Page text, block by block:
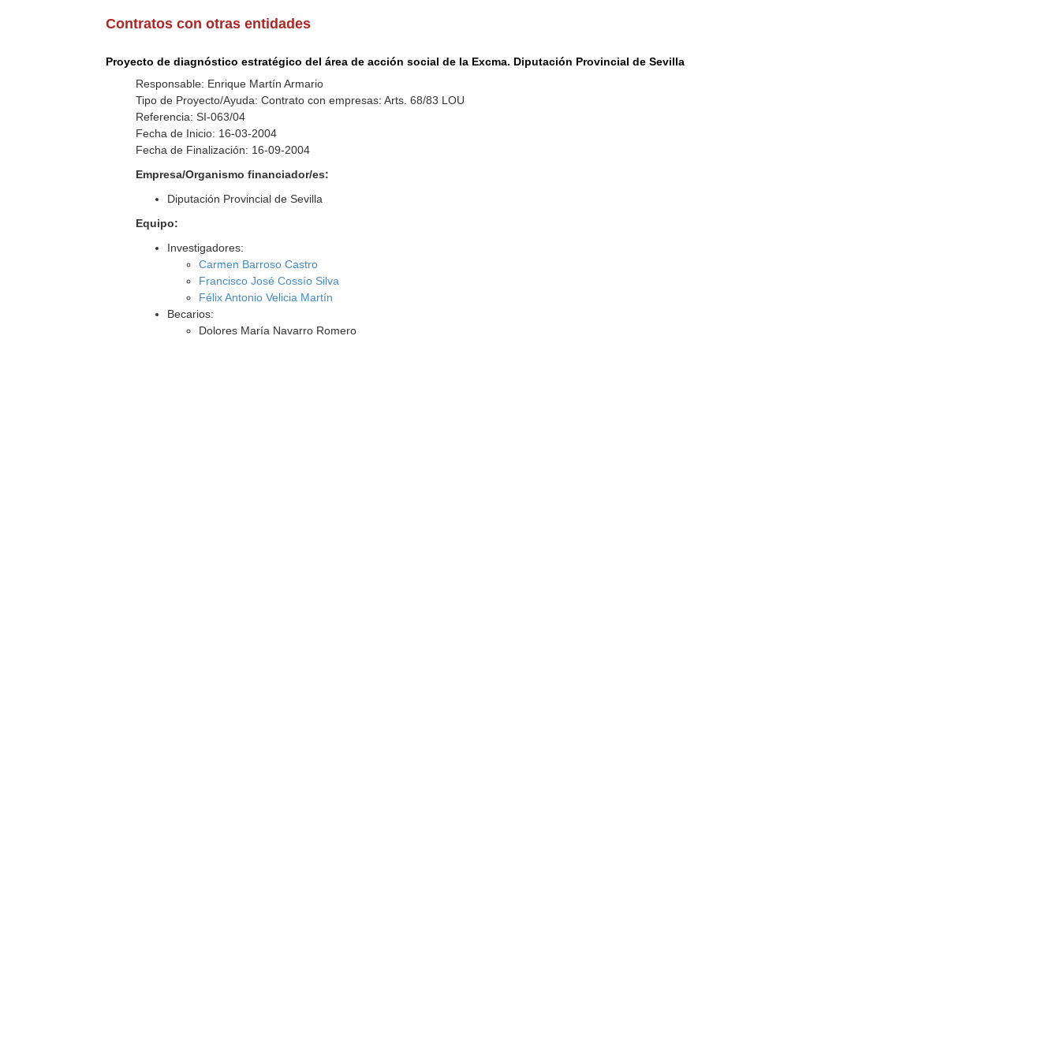
Contratos con otras entidades
Proyecto de diagnóstico estratégico del área de acción social de la Excma. Diputación Provincial de Sevilla
Responsable: Enrique Martín Armario
Tipo de Proyecto/Ayuda: Contrato con empresas: Arts. 68/83 LOU
Referencia: SI-063/04
Fecha de Inicio: 16-03-2004
Fecha de Finalización: 16-09-2004
Empresa/Organismo financiador/es:
Diputación Provincial de Sevilla
Equipo:
Investigadores:
Carmen Barroso Castro
Francisco José Cossío Silva
Félix Antonio Velicia Martín
Becarios:
Dolores María Navarro Romero